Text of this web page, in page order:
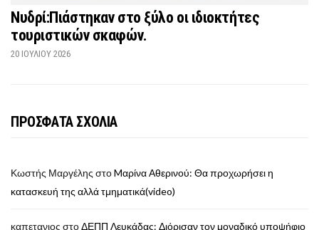
Νυδρί:Πιάστηκαν στο ξύλο οι ιδιοκτήτες
τουριστικών σκαφών.
20 ΙΟΥΛΊΟΥ 2026
ΠΡΟΣΦΑΤΑ ΣΧΟΛΙΑ
Κωστής Μαργέλης στοMαρίνα Αθερινού: Θα προχωρήσει η
κατασκευή της αλλά τμηματικά(video)
καπετανιος στοΔΕΠΠ Λευκάδας: Διόρισαν τον μοναδικό υποψήφιο